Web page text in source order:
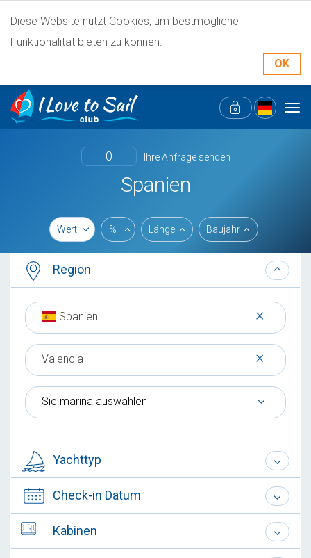
Diese Website nutzt Cookies, um bestmögliche
Funktionalität bieten zu können.
OK
0 Ihre Anfrage senden
Spanien
Wert % Länge Baujahr
Region
×
Spanien
×
Valencia
Sie marina auswählen
Yachttyp
Check-in Datum
Kabinen